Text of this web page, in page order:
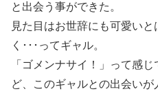
と出会う事ができた。
見た目はお世辞にも可愛い
く･･･ってギャル。
「ゴメンナサイ！」って感
ど、このギャルとの出会いが